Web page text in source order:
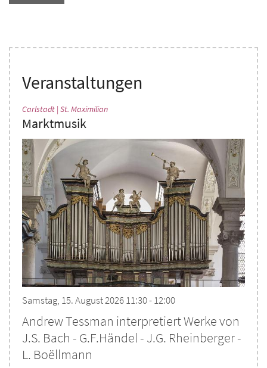
Veranstaltungen
Carlstadt | St. Maximilian:
Marktmusik
Samstag, 15. August 2026 11:30 - 12:00
Andrew Tessman interpretiert Werke von
J.S. Bach - G.F.Händel - J.G. Rheinberger -
L. Boëllmann